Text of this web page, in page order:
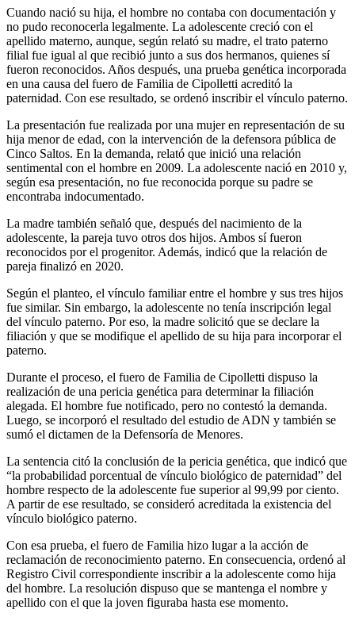
Cuando nació su hija, el hombre no contaba con documentación y
no pudo reconocerla legalmente. La adolescente creció con el
apellido materno, aunque, según relató su madre, el trato paterno
filial fue igual al que recibió junto a sus dos hermanos, quienes sí
fueron reconocidos. Años después, una prueba genética incorporada
en una causa del fuero de Familia de Cipolletti acreditó la
paternidad. Con ese resultado, se ordenó inscribir el vínculo paterno.
La presentación fue realizada por una mujer en representación de su
hija menor de edad, con la intervención de la defensora pública de
Cinco Saltos. En la demanda, relató que inició una relación
sentimental con el hombre en 2009. La adolescente nació en 2010 y,
según esa presentación, no fue reconocida porque su padre se
encontraba indocumentado.
La madre también señaló que, después del nacimiento de la
adolescente, la pareja tuvo otros dos hijos. Ambos sí fueron
reconocidos por el progenitor. Además, indicó que la relación de
pareja finalizó en 2020.
Según el planteo, el vínculo familiar entre el hombre y sus tres hijos
fue similar. Sin embargo, la adolescente no tenía inscripción legal
del vínculo paterno. Por eso, la madre solicitó que se declare la
filiación y que se modifique el apellido de su hija para incorporar el
paterno.
Durante el proceso, el fuero de Familia de Cipolletti dispuso la
realización de una pericia genética para determinar la filiación
alegada. El hombre fue notificado, pero no contestó la demanda.
Luego, se incorporó el resultado del estudio de ADN y también se
sumó el dictamen de la Defensoría de Menores.
La sentencia citó la conclusión de la pericia genética, que indicó que
“la probabilidad porcentual de vínculo biológico de paternidad” del
hombre respecto de la adolescente fue superior al 99,99 por ciento.
A partir de ese resultado, se consideró acreditada la existencia del
vínculo biológico paterno.
Con esa prueba, el fuero de Familia hizo lugar a la acción de
reclamación de reconocimiento paterno. En consecuencia, ordenó al
Registro Civil correspondiente inscribir a la adolescente como hija
del hombre. La resolución dispuso que se mantenga el nombre y
apellido con el que la joven figuraba hasta ese momento.